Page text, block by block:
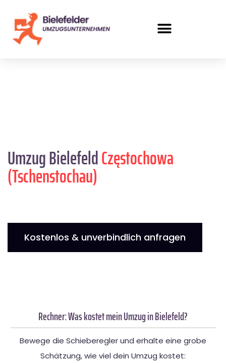
Umzug BielefeldCzęstochowa
(Tschenstochau)
Kostenlos & unverbindlich anfragen
Rechner: Was kostet mein Umzug in Bielefeld?
Bewege die Schieberegler und erhalte eine grobe
Schätzung, wie viel dein Umzug kostet: